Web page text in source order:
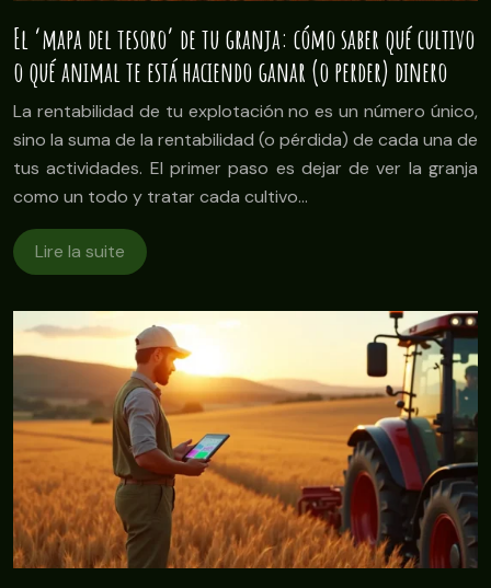
El ‘mapa del tesoro’ de tu granja: cómo saber qué cultivo
o qué animal te está haciendo ganar (o perder) dinero
La rentabilidad de tu explotación no es un número único,
sino la suma de la rentabilidad (o pérdida) de cada una de
tus actividades. El primer paso es dejar de ver la granja
como un todo y tratar cada cultivo…
Lire la suite